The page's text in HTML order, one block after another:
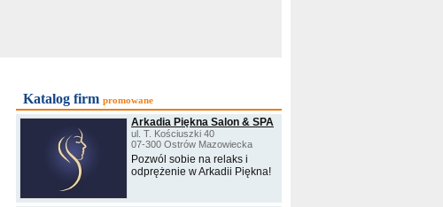
Katalog firm promowane
Arkadia Piękna Salon & SPA
ul. T. Kościuszki 40
07-300 Ostrów Mazowiecka
Pozwól sobie na relaks i
odprężenie w Arkadii Piękna!